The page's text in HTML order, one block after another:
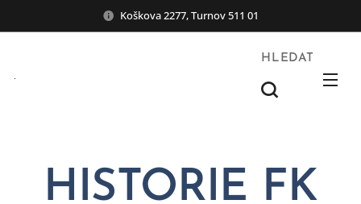
Koškova 2277, Turnov 511 01
HLEDAT
HISTORIE FK